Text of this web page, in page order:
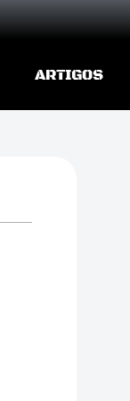
ARTIGOS